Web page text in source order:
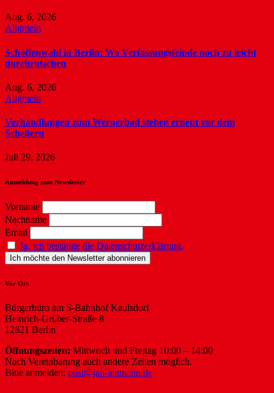
Aug. 6, 2026
Allgmein
Schöffenwahl in Berlin: Wo Verfassungsfeinde noch zu leicht
durchrutschen
Aug. 6, 2026
Allgmein
Verhandlungen zum Wernerbad stehen erneut vor dem
Scheitern
Juli 29, 2026
Anmeldung zum Newsletter
Vorname
Nachname
Email
Ja, ich bestätige die Datenschutzerklärung.
Vor Ort
Bürgerbüro am S-Bahnhof Kaulsdorf
Heinrich-Grüber-Straße 8
12621 Berlin
Öffnungszeiten: Mittwoch und Freitag 10:00 – 14:00
Nach Vereinbarung auch andere Zeiten möglich.
Bitte anmelden: post@jan-lehmann.de